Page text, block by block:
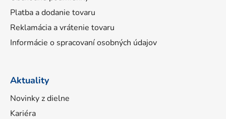
Platba a dodanie tovaru
Reklamácia a vrátenie tovaru
Informácie o spracovaní osobných údajov
Aktuality
Novinky z dielne
Kariéra